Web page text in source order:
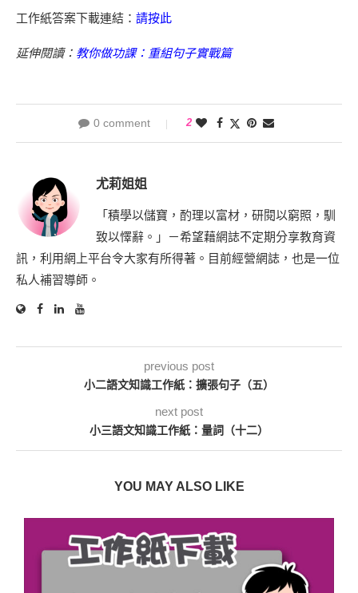
工作紙答案下載連結： 請按此
延伸閱讀： 教你做功課：重組句子實戰篇
0 comment 2
尤莉姐姐
「積學以儲寶，酌理以富材，研閱以窮照，馴
致以懌辭。」－希望藉網誌不定期分享教育資
訊，利用網上平台令大家有所得著。目前經營網誌，也是一位
私人補習導師。
previous post
小二語文知識工作紙：擴張句子（五）
next post
小三語文知識工作紙：量詞（十二）
YOU MAY ALSO LIKE